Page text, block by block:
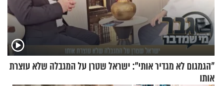
"הגמגום לא מגדיר אותי": ישראל שטרן על המגבלה שלא עוצרת
אותו